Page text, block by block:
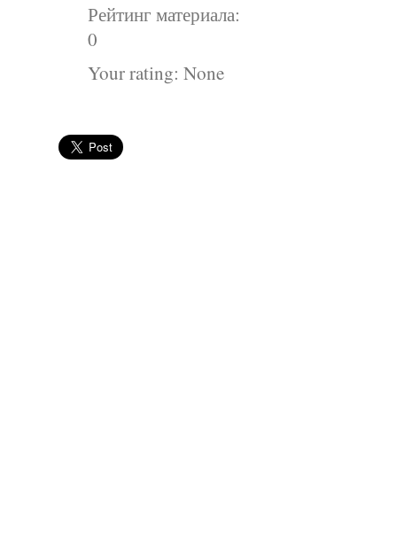
Рейтинг материала:
0
Your rating: None